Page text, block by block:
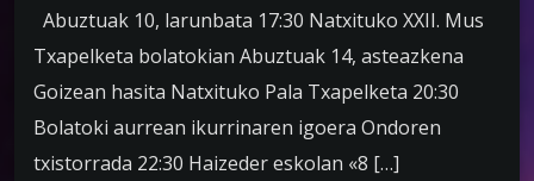
Abuztuak 10, larunbata 17:30 Natxituko XXII. Mus
Txapelketa bolatokian Abuztuak 14, asteazkena
Goizean hasita Natxituko Pala Txapelketa 20:30
Bolatoki aurrean ikurrinaren igoera Ondoren
txistorrada 22:30 Haizeder eskolan «8 […]